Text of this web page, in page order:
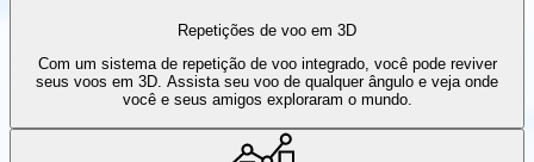
Repetições de voo em 3D
Com um sistema de repetição de voo integrado, você pode reviver
seus voos em 3D. Assista seu voo de qualquer ângulo e veja onde
você e seus amigos exploraram o mundo.